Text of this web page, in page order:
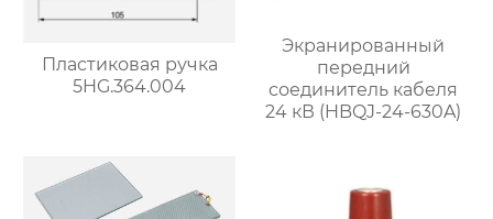
Пластиковая ручка
5HG.364.004
Экранированный
передний
соединитель кабеля
24 кВ (HBQJ-24-630A)